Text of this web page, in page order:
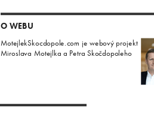
O WEBU
MotejlekSkocdopole.com je webový projekt
Miroslava Motejlka a Petra Skočdopoleho